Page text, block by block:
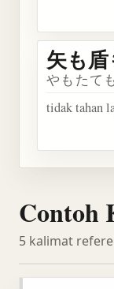
矢も
やもたて
tidak tahan
Contoh
5 kalimat